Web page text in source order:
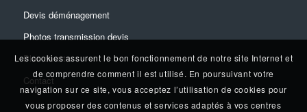
Devis déménagement
Photos transmission devis
Plan du site
Contact
Les cookies assurent le bon fonctionnement de notre site Internet et
de comprendre comment il est utilisé. En poursuivant votre
navigation sur ce site, vous acceptez l’utilisation de cookies pour
vous proposer des contenus et services adaptés à vos centres